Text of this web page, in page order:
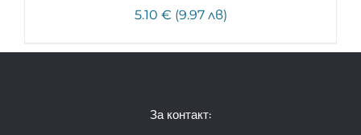
5.10 € (9.97 лв)
За контакт: